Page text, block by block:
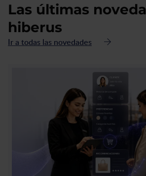
Las últimas
hiberus
Ir a todas las novedades